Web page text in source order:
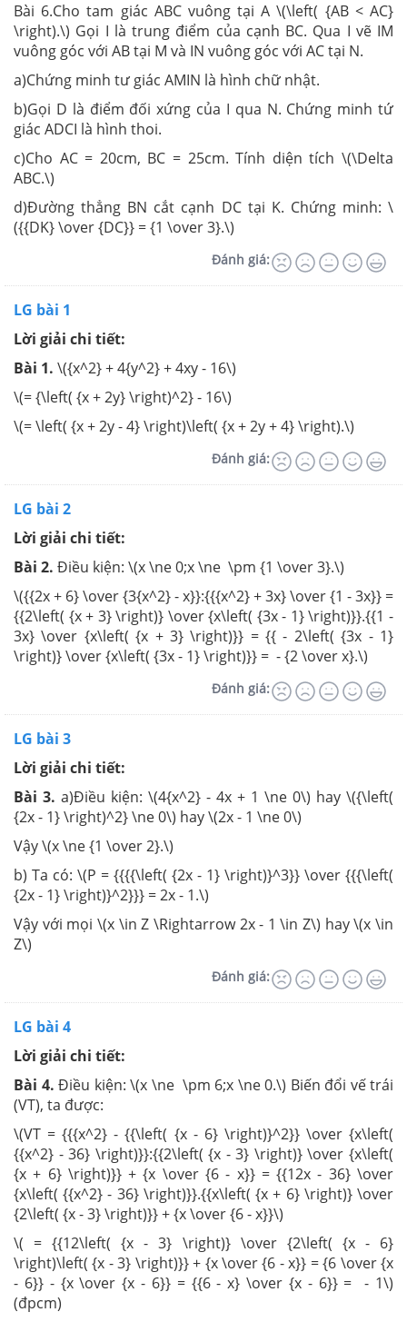
Bài 6.Cho tam giác ABC vuông tại A \(\left( {AB < AC}
\right).\) Gọi I là trung điểm của cạnh BC. Qua I vẽ IM
vuông góc với AB tại M và IN vuông góc với AC tại N.
a)Chứng minh tư giác AMIN là hình chữ nhật.
b)Gọi D là điểm đối xứng của I qua N. Chứng minh tứ
giác ADCI là hình thoi.
c)Cho AC = 20cm, BC = 25cm. Tính diện tích \(\Delta
ABC.\)
d)Đường thẳng BN cắt cạnh DC tại K. Chứng minh: \
({{DK} \over {DC}} = {1 \over 3}.\)
Đánh giá:
LG bài 1
Lời giải chi tiết:
Bài 1. \({x^2} + 4{y^2} + 4xy - 16\)
\(= {\left( {x + 2y} \right)^2} - 16\)
\(= \left( {x + 2y - 4} \right)\left( {x + 2y + 4} \right).\)
Đánh giá:
LG bài 2
Lời giải chi tiết:
Bài 2. Điều kiện: \(x \ne 0;x \ne \pm {1 \over 3}.\)
\({{2x + 6} \over {3{x^2} - x}}:{{{x^2} + 3x} \over {1 - 3x}} =
{{2\left( {x + 3} \right)} \over {x\left( {3x - 1} \right)}}.{{1 -
3x} \over {x\left( {x + 3} \right)}} = {{ - 2\left( {3x - 1}
\right)} \over {x\left( {3x - 1} \right)}} = - {2 \over x}.\)
Đánh giá:
LG bài 3
Lời giải chi tiết:
Bài 3. a)Điều kiện: \(4{x^2} - 4x + 1 \ne 0\) hay \({\left(
{2x - 1} \right)^2} \ne 0\) hay \(2x - 1 \ne 0\)
Vậy \(x \ne {1 \over 2}.\)
b) Ta có: \(P = {{{{\left( {2x - 1} \right)}^3}} \over {{{\left(
{2x - 1} \right)}^2}}} = 2x - 1.\)
Vậy với mọi \(x \in Z \Rightarrow 2x - 1 \in Z\) hay \(x \in
Z\)
Đánh giá:
LG bài 4
Lời giải chi tiết:
Bài 4. Điều kiện: \(x \ne \pm 6;x \ne 0.\) Biến đổi vế trái
(VT), ta được:
\(VT = {{{x^2} - {{\left( {x - 6} \right)}^2}} \over {x\left(
{{x^2} - 36} \right)}}:{{2\left( {x - 3} \right)} \over {x\left(
{x + 6} \right)}} + {x \over {6 - x}} = {{12x - 36} \over
{x\left( {{x^2} - 36} \right)}}.{{x\left( {x + 6} \right)} \over
{2\left( {x - 3} \right)}} + {x \over {6 - x}}\)
\( = {{12\left( {x - 3} \right)} \over {2\left( {x - 6}
\right)\left( {x - 3} \right)}} + {x \over {6 - x}} = {6 \over {x
- 6}} - {x \over {x - 6}} = {{6 - x} \over {x - 6}} = - 1\)
(đpcm)